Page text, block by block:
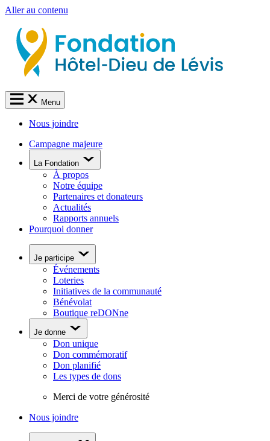
Aller au contenu
Menu
Nous joindre
Campagne majeure
La Fondation
À propos
Notre équipe
Partenaires et donateurs
Actualités
Rapports annuels
Pourquoi donner
Je participe
Événements
Loteries
Initiatives de la communauté
Bénévolat
Boutique reDONne
Je donne
Don unique
Don commémoratif
Don planifié
Les types de dons
Merci de votre générosité
Nous joindre